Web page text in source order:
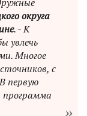
округа
. - К
увлечь
Многое
с
первую
программа